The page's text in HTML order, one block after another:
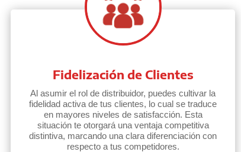
Fidelización de Clientes
Al asumir el rol de distribuidor, puedes cultivar la
fidelidad activa de tus clientes, lo cual se traduce
en mayores niveles de satisfacción. Esta
situación te otorgará una ventaja competitiva
distintiva, marcando una clara diferenciación con
respecto a tus competidores.